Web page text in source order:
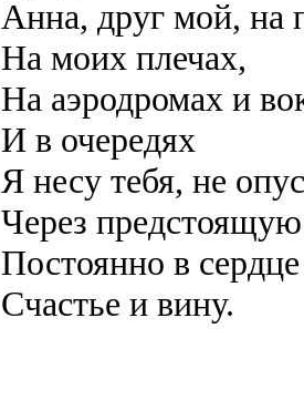
Анна, друг мой, на
На моих плечах,
На аэродромах и
И в очередях
Я несу тебя, не
Через
Постоянно в
Счастье и вину.